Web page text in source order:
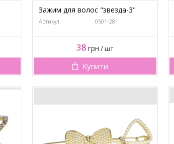
Зажим для волос "звезда-3"
Артикул: 0501-281
38 грн /шт
Купити